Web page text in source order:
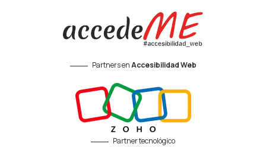
Partners enAccesibilidad Web
Partner tecnológico